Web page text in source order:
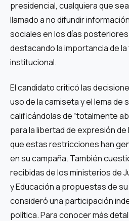
presidencial, cualquiera que
llamado a no difundir
sociales en los días posteriores
destacando la importancia de la
institucional.
El candidato criticó las
uso de la camiseta y el lema de
calificándolas de “totalmente
para la libertad de expresión
que estas restricciones han
en su campaña. También
recibidas de los ministerios de
y Educación a propuestas de
consideró una participación
política. Para conocer más